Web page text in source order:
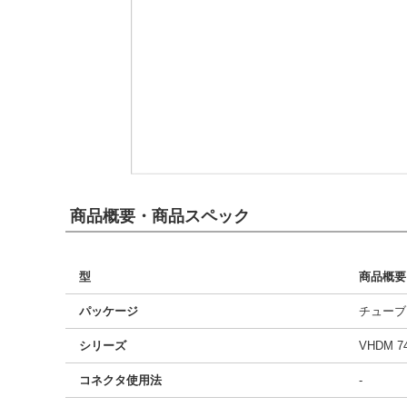
商品概要・商品スペック
型 商品概要
パッケージ チューブ
シリーズ VHDM
コネクタ使用法 -